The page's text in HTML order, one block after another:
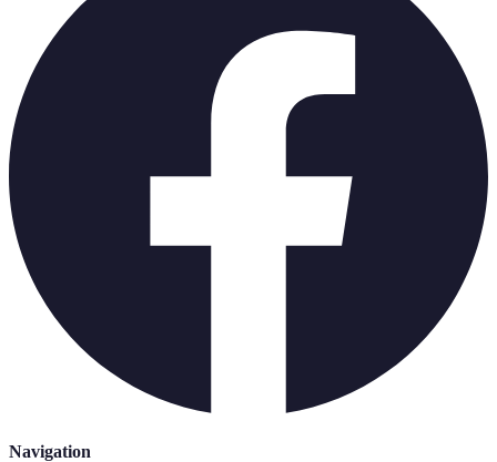
Navigation